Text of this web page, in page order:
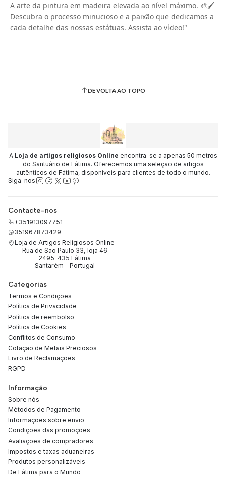
A arte da pintura em madeira elevada ao nível máximo. 🎨🖌️
Descubra o processo minucioso e a paixão que dedicamos a
cada detalhe das nossas estátuas. Assista ao vídeo!"
DE VOLTA AO TOPO
A Loja de artigos religiosos Online encontra-se a apenas 50 metros
do Santuário de Fátima. Oferecemos uma seleção de artigos
autênticos de Fátima, disponíveis para clientes de todo o mundo.
Siga-nos
Contacte-nos
+351913097751
351967873429
Loja de Artigos Religiosos Online
Rua de São Paulo 33, loja 46
2495-435 Fátima
Santarém - Portugal
Categorias
Termos e Condições
Política de Privacidade
Política de reembolso
Política de Cookies
Conflitos de Consumo
Cotação de Metais Preciosos
Livro de Reclamações
RGPD
Informação
Sobre nós
Métodos de Pagamento
Informações sobre envio
Condições das promoções
Avaliações de compradores
Impostos e taxas aduaneiras
Produtos personalizáveis
De Fátima para o Mundo